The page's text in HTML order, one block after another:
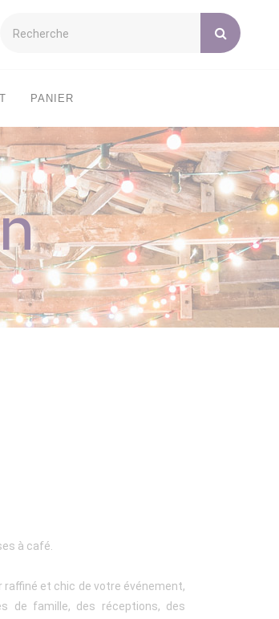
PANIER
à café.
et chic de votre événement,
de famille, des réceptions, des